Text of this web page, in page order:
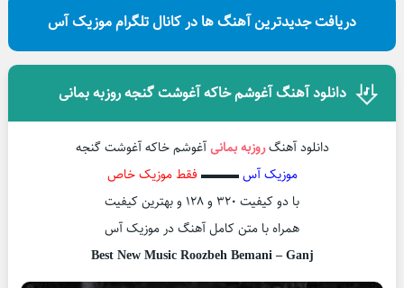
دریافت جدیدترین آهنگ ها در کانال تلگرام موزیک آس
دانلود آهنگ آغوشم خاکه آغوشت گنجه روزبه بمانی
دانلود آهنگروزبه بمانیآغوشم خاکه آغوشت گنجه
موزیک آس▬▬▬ فقط موزیک خاص
با دو کیفیت ۳۲۰ و ۱۲۸ و بهترین کیفیت
همراه با متن کامل آهنگ در موزیک آس
Best New Music Roozbeh Bemani – Ganj